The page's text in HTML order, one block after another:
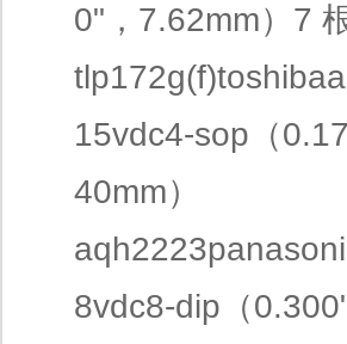
0"，7.62mm）7
15vdc4-sop（
40mm）
8vdc8-dip（